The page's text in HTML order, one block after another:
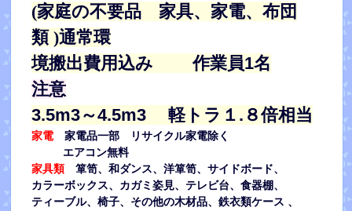
(家庭の不要品 家具、家電、布団
類 )通常環
境搬出費用込み 作業員1名
注意
3.5m3～4.5m3 軽トラ１.８倍相当
家電家電品一部 リサイクル家電除く
エアコン無料
家具類 箪笥、和ダンス、洋箪笥、サイドボード、
カラーボックス、カガミ姿見、テレビ台、食器棚、
ティーブル、椅子、その他の木材品、鉄衣類ケース 、